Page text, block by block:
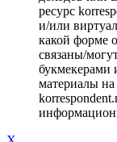
ресурс
и/или
какой форме
связаны/
букмекерами
материалы